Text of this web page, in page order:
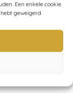
Een enkele cookie
geweigerd.
,Slabben -